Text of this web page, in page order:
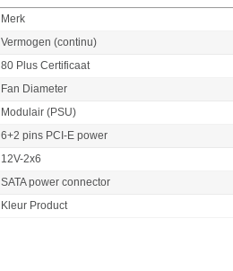
Merk
Vermogen (continu)
80 Plus Certificaat
Fan Diameter
Modulair (PSU)
6+2 pins PCI-E power
12V-2x6
SATA power connector
Kleur Product